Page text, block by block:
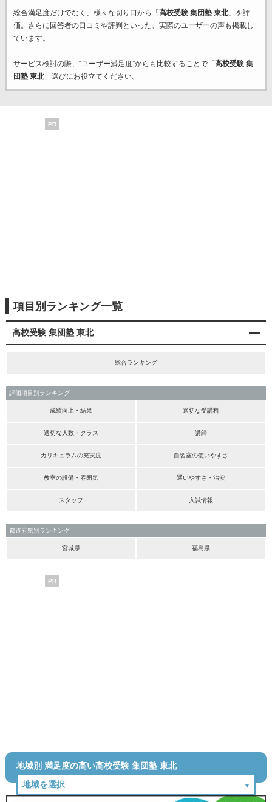
総合満足度だけでなく、様々な切り口から「 高校受験 集団塾 東北」を評
価。さらに回答者の口コミや評判といった、実際のユーザーの声も掲載し
ています。
サービス検討の際、“ユーザー満足度”からも比較することで「 高校受験 集
団塾 東北」選びにお役立てください。
PR
項目別ランキング一覧
高校受験 集団塾 東北
総合ランキング
評価項目別ランキング
成績向上・結果 適切な受講料
適切な人数・クラス 講師
カリキュラムの充実度 自習室の使いやすさ
教室の設備・雰囲気 通いやすさ・治安
スタッフ 入試情報
都道府県別ランキング
宮城県 福島県
PR
地域別 満足度の高い高校受験 集団塾 東北